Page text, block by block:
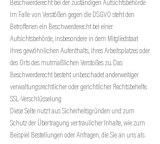
Beschwerderecht bei der zuständigen Aufsichtsbehörde
Im Falle von Verstößen gegen die DSGVO steht den
Betroffenen ein Beschwerderecht bei einer
Aufsichtsbehörde, insbesondere in dem Mitgliedstaat
ihres gewöhnlichen Aufenthalts, ihres Arbeitsplatzes oder
des Orts des mutmaßlichen Verstoßes zu. Das
Beschwerderecht besteht unbeschadet anderweitiger
verwaltungsrechtlicher oder gerichtlicher Rechtsbehelfe.
SSL-Verschlüsselung
Diese Seite nutzt aus Sicherheitsgründen und zum
Schutz der Übertragung vertraulicher Inhalte, wie zum
Beispiel Bestellungen oder Anfragen, die Sie an uns als